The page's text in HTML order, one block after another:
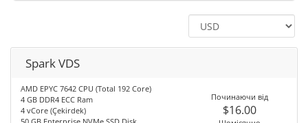
Spark VDS
AMD EPYC 7642 CPU (Total 192 Core)
4 GB DDR4 ECC Ram
4 vCore (Çekirdek)
Починаючи від
$16.00